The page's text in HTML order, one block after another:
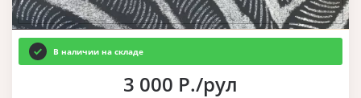
В наличии на складе
3 000 Р./рул